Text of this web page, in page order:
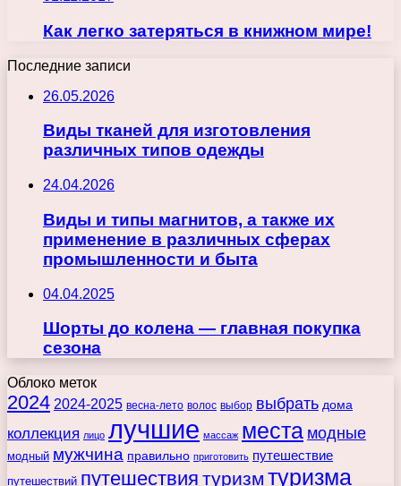
Как легко затеряться в книжном мире!
Последние записи
26.05.2026
Виды тканей для изготовления
различных типов одежды
24.04.2026
Виды и типы магнитов, а также их
применение в различных сферах
промышленности и быта
04.04.2025
Шорты до колена — главная покупка
сезона
Облоко меток
2024 2024-2025 весна-лето волос выбор выбрать дома
коллекция лицо лучшие массаж места модные
модный мужчина правильно приготовить путешествие
путешествий путешествия туризм туризма